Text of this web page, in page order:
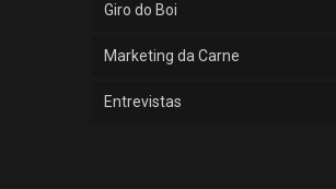
Giro do Boi
Marketing da Carne
Entrevistas